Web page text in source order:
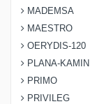
MADEMSA
MAESTRO
OERYDIS-120
PLANA-KAMIN
PRIMO
PRIVILEG